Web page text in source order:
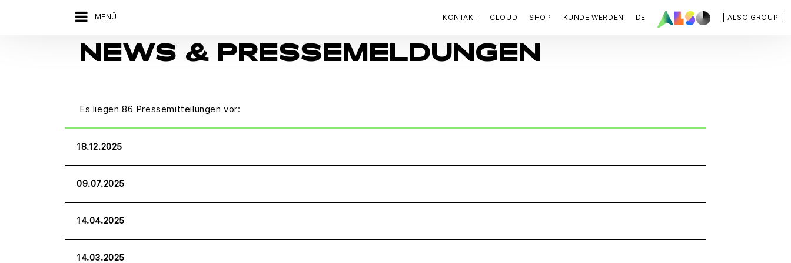
MENÜ | ALSO GROUP |
KONTAKT CLOUD SHOP KUNDE WERDEN DE
NEWS & PRESSEMELDUNGEN
Es liegen 86 Pressemitteilungen vor:
18.12.2025
09.07.2025
14.04.2025
14.03.2025